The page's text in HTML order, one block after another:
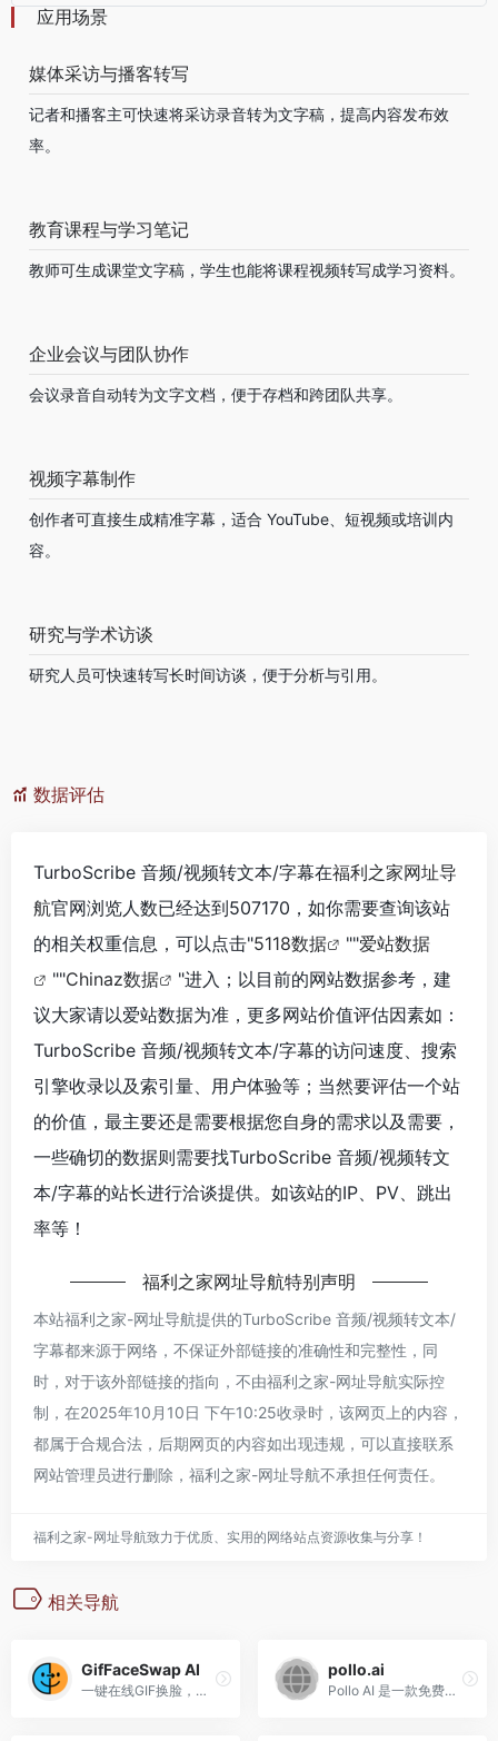
应用场景
媒体采访与播客转写
记者和播客主可快速将采访录音转为文字稿，提高内容发布效
率。
教育课程与学习笔记
教师可生成课堂文字稿，学生也能将课程视频转写成学习资料。
企业会议与团队协作
会议录音自动转为文字文档，便于存档和跨团队共享。
视频字幕制作
创作者可直接生成精准字幕，适合 YouTube、短视频或培训内
容。
研究与学术访谈
研究人员可快速转写长时间访谈，便于分析与引用。
数据评估
TurboScribe 音频/视频转文本/字幕在福利之家网址导
航官网浏览人数已经达到507170，如你需要查询该站
的相关权重信息，可以点击"5118数据 ""爱站数据
""Chinaz数据
"进入；以目前的网站数据参考，建
议大家请以爱站数据为准，更多网站价值评估因素如：
TurboScribe 音频/视频转文本/字幕的访问速度、搜索
引擎收录以及索引量、用户体验等；当然要评估一个站
的价值，最主要还是需要根据您自身的需求以及需要，
一些确切的数据则需要找TurboScribe 音频/视频转文
本/字幕的站长进行洽谈提供。如该站的IP、PV、跳出
率等！
福利之家网址导航特别声明
本站福利之家-网址导航提供的TurboScribe 音频/视频转文本/
字幕都来源于网络，不保证外部链接的准确性和完整性，同
时，对于该外部链接的指向，不由福利之家-网址导航实际控
制，在2025年10月10日 下午10:25收录时，该网页上的内容，
都属于合规合法，后期网页的内容如出现违规，可以直接联系
网站管理员进行删除， 福利之家-网址导航不承担任何责任。
福利之家-网址导航致力于优质、实用的网络站点资源收集与分享！
相关导航
GifFaceSwap AI
一键在线GIF换脸，无限免费生成，轻松打造惊艳动画效果。使用 AI 图片换脸免费工具打造惊艳换脸效果！无需下载，无任何限制。立即上传照片，获得专业级效果！
pollo.ai
Pollo AI 是一款免费、全能的一体化视频与图像生成平台，支持文本、图像或视频输入，轻松创作高质量多媒体内容。